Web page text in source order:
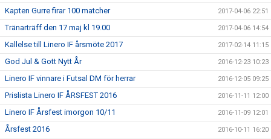
Kapten Gurre firar 100 matcher 2017-04-06 22:51
Tränarträff den 17 maj kl 19.00 2017-04-06 14:54
Kallelse till Linero IF årsmöte 2017 2017-02-14 11:15
God Jul & Gott Nytt År 2016-12-23 10:23
Linero IF vinnare i Futsal DM för herrar 2016-12-05 09:25
Prislista Linero IF ÅRSFEST 2016 2016-11-11 12:00
Linero IF Årsfest imorgon 10/11 2016-11-09 12:01
Årsfest 2016 2016-10-11 16:20